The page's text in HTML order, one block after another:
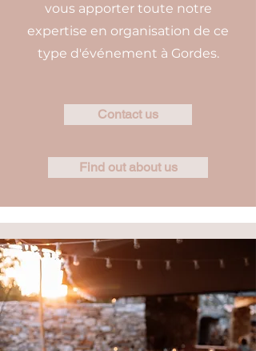
vous apporter toute notre
expertise en organisation de ce
type d'événement à Gordes.
Contact us
Find out about us